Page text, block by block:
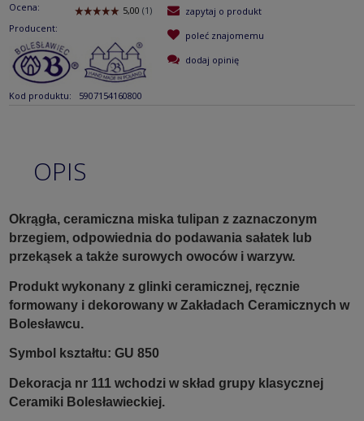
Ocena:
Producent:
Kod produktu: 5907154160800
zapytaj o produkt
poleć znajomemu
dodaj opinię
OPIS
Okrągła, ceramiczna miska tulipan z zaznaczonym
brzegiem, odpowiednia do podawania sałatek lub
przekąsek a także surowych owoców i warzyw.
Produkt wykonany z glinki ceramicznej, ręcznie
formowany i dekorowany w Zakładach Ceramicznych w
Bolesławcu.
Symbol kształtu: GU 850
Dekoracja nr 111 wchodzi w skład grupy klasycznej
Ceramiki Bolesławieckiej.